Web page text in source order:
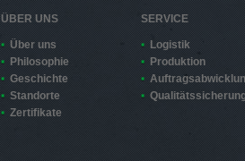
ÜBER UNS
Über uns
Philosophie
Geschichte
Standorte
Zertifikate
SERVICE
Logistik
Produktion